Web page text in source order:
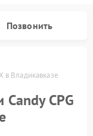
Позвонить
в Владикавказе
CPG